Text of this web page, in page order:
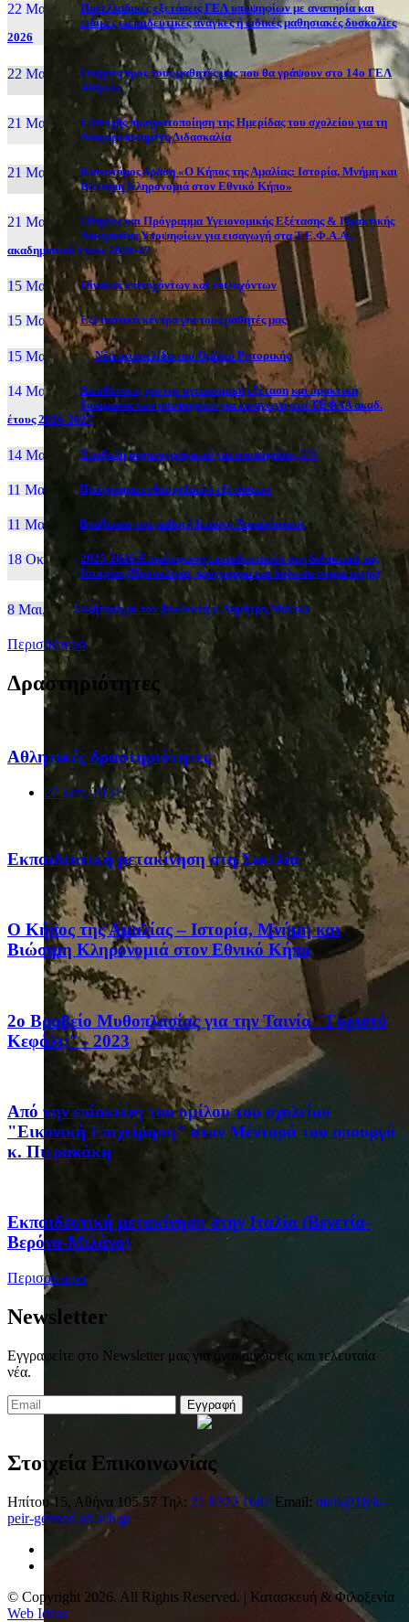
22 Μαι, 26
Πανελλαδικές εξετάσεις ΓΕΛ υποψηφίων με αναπηρία και
ειδικές εκπαιδευτικές ανάγκες ή ειδικές μαθησιακές δυσκολίες
2026
22 Μαι, 26
Οδηγίες προς τους μαθητές μας που θα γράψουν στο 14ο ΓΕΛ
Αθηνών
21 Μαι, 26
Επιτυχής πραγματοποίηση της Ημερίδας του σχολείου για τη
Διαφοροποιημένη Διδασκαλία
21 Μαι, 26
Καινοτόμος δράση «Ο Κήπος της Αμαλίας: Ιστορία, Μνήμη και
Βιώσιμη Κληρονομιά στον Εθνικό Κήπο»
21 Μαι, 26
Οδηγίες και Πρόγραμμα Υγειονομικής Εξέτασης & Πρακτικής
Δοκιμασίας Υποψηφίων για εισαγωγή στα Τ.Ε.Φ.Α.Α.,
ακαδημαϊκού έτους 2026-27
15 Μαι, 26 Πίνακας επιτυχόντων και επιλαχόντων
15 Μαι, 26 Εξεταστικά κέντρα για τους μαθητές μας
15 Μαι, 2026 Νέα ιστοσελίδα του Ομίλου Ρητορικής
14 Μαι, 26
Διευθύνσεις για την υγειονομική εξέταση και πρακτική
δοκιμασία των υποψηφίων για εισαγωγή στα ΤΕΦΑΑ ακαδ.
έτους 2026-2027
14 Μαι, 26 Yποβολή μηχανογραφικού για υποψηφίους 5%
11 Μαι, 26 Πρόγραμμα ενδοσχολικών εξετάσεων
11 Μαι, 26 Βράβευση του μαθητή Ιωάννη Χαραλάμπους
18 Οκτ, 25
2025-2026:Επιμόρφωση εκπαιδευτικών στη διδακτική της
Ιστορίας (Πρόσκληση, πρόγραμμα και δήλωση συμμετοχής)
8 Μαι, 26 Συζήτηση με τον βουλευτή κ. Δημήτρη Μάντζο
Περισσότερα
Δραστηριότητες
Αθλητικές δραστηριότητες
27 Σεπ, 2024
Eκπαιδευτική μετακίνηση στη Σικελία
Ο Κήπος της Αμαλίας – Ιστορία, Μνήμη και
Βιώσιμη Κληρονομιά στον Εθνικό Κήπο
2ο Βραβείο Μυθοπλασίας για την Ταινία "Γυριστό
Κεφάλι;" - 2023
Από την επίσκεψη του ομίλου του σχολείου
"Εικονική Επιχείρηση" στον Μέντορά του υπουργό
κ. Πιερακάκη
Eκπαιδευτική μετακίνηση στην Ιταλία (Βενετία-
Βερόνα-Μιλάνο)
Περισσότερα
Newsletter
Εγγραφείτε στο Newsletter μας για ανακοινώσεις και τελευταία
νέα.
Εγγραφή
Στοιχεία Επικοινωνίας
Ηπίτου 15, Αθήνα 105 57 Τηλ: 21 0322 1687 Email: mail@1lyk-
peir-gennad.att.sch.gr
© Copyright 2026. All Rights Reserved. | Κατασκευή & Φιλοξενία
Web Ideas